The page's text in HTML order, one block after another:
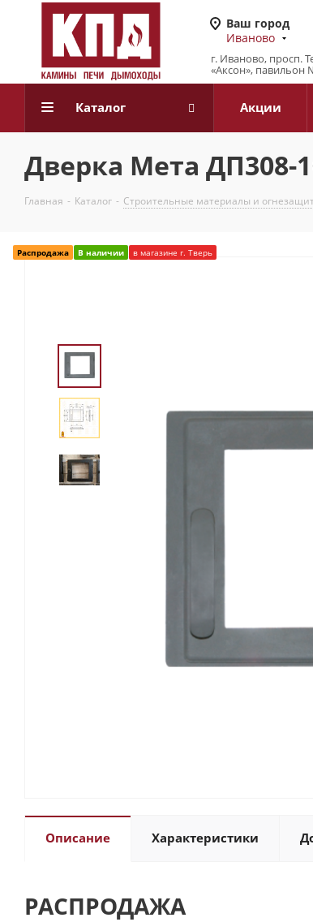
Ваш город
Иваново
г. Иваново, просп.
«Аксон», павильон
Каталог Акции
Дверка Мета ДП308-
Главная - Каталог - Строительные материалы и
Распродажа В наличии в магазине г. Тверь
Описание Характеристики
РАСПРОДАЖА